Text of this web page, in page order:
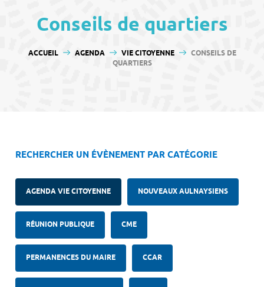
Conseils de quartiers
VOUS ÊTES ICI :
ACCUEIL AGENDA VIE CITOYENNE
CONSEILS DE
QUARTIERS
RECHERCHER UN ÉVÈNEMENT PAR CATÉGORIE
AGENDA VIE CITOYENNE NOUVEAUX AULNAYSIENS
RÉUNION PUBLIQUE CME
PERMANENCES DU MAIRE CCAR